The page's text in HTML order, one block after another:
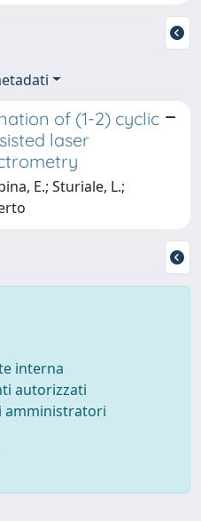
of (1-2) cyclic
laser
E.; Sturiale, L.;
interna
autorizzati
amministratori